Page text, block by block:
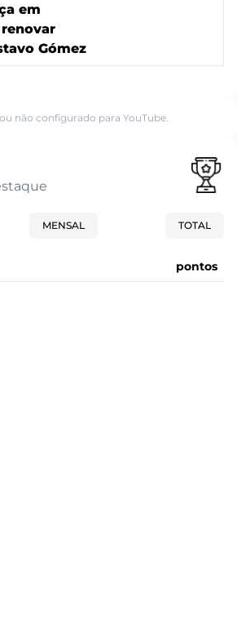
em
Gómez
não configurado para YouTube.
MENSAL TOTAL
pontos